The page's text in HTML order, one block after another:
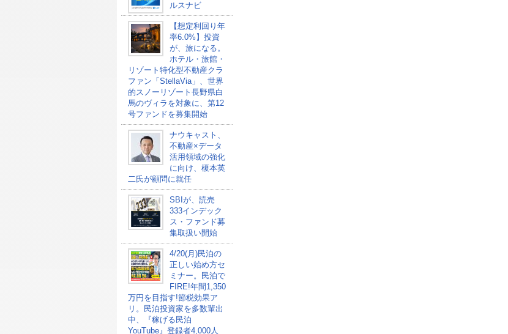
ルスナビ
【想定利回り年
率6.0%】投資
が、旅になる。
ホテル・旅館・
リゾート特化型不動産クラ
ファン「StellaVia」、世界
的スノーリゾート長野県白
馬のヴィラを対象に、第12
号ファンドを募集開始
ナウキャスト、
不動産×データ
活用領域の強化
に向け、榎本英
二氏が顧問に就任
SBIが、読売
333インデック
ス・ファンド募
集取扱い開始
4/20(月)民泊の
正しい始め方セ
ミナー。民泊で
FIRE!年間1,350
万円を目指す!節税効果ア
リ。民泊投資家を多数輩出
中、『稼げる民泊
YouTube』登録者4,000人